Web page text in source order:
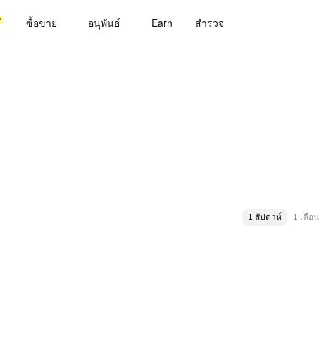
ซื้อขาย อนุพันธ์ Earn สํารวจ
1 สัปดาห์ 1 เดือน